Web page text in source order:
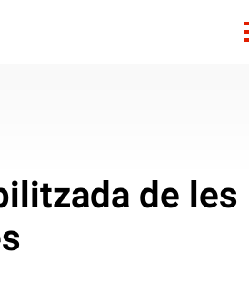
de les